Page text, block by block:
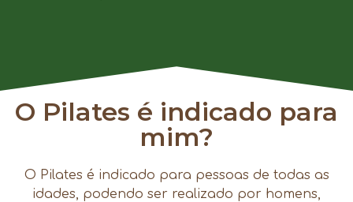
O Pilates é indicado para
mim?
O Pilates é indicado para pessoas de todas as
idades, podendo ser realizado por homens,